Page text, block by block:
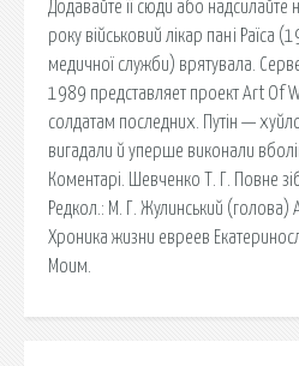
Додавайте її сюди або
року військовий лікар пані Раїса
медичної служби) врятувала.
1989 представляет проект Art Of
солдатам последних. Путін —
вигадали й уперше виконали
Коментарі. Шевченко Т. Г. Повне
Редкол.: М. Г. Жулинський (голова)
Хроника жизни евреев
Моим.